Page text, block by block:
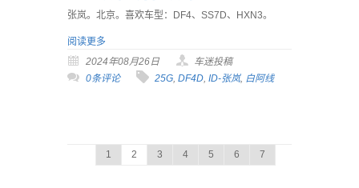
张岚。北京。喜欢车型：DF4、SS7D、HXN3。
阅读更多
2024年08月26日
车迷投稿
0条评论
25G DF4D ID-张岚, 白阿线
1 2 3 4 5 6 7